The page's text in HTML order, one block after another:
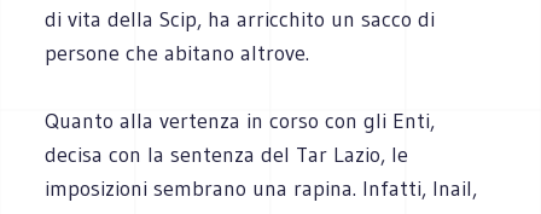
di vita della Scip, ha arricchito un sacco di
persone che abitano altrove.
Quanto alla vertenza in corso con gli Enti,
decisa con la sentenza del Tar Lazio, le
imposizioni sembrano una rapina. Infatti, Inail,